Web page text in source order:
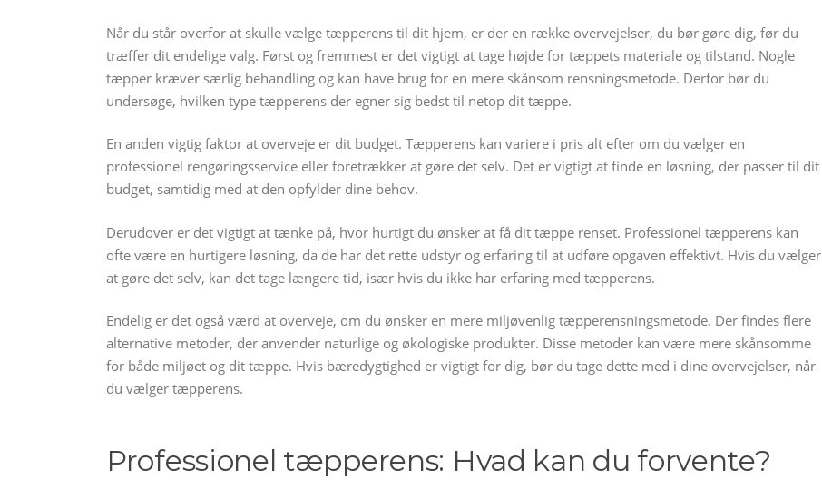
Når du står overfor at skulle vælge tæpperens til dit hjem, er der en række overvejelser, du bør gøre dig, før du
træffer dit endelige valg. Først og fremmest er det vigtigt at tage højde for tæppets materiale og tilstand. Nogle
tæpper kræver særlig behandling og kan have brug for en mere skånsom rensningsmetode. Derfor bør du
undersøge, hvilken type tæpperens der egner sig bedst til netop dit tæppe.
En anden vigtig faktor at overveje er dit budget. Tæpperens kan variere i pris alt efter om du vælger en
professionel rengøringsservice eller foretrækker at gøre det selv. Det er vigtigt at finde en løsning, der passer til dit
budget, samtidig med at den opfylder dine behov.
Derudover er det vigtigt at tænke på, hvor hurtigt du ønsker at få dit tæppe renset. Professionel tæpperens kan
ofte være en hurtigere løsning, da de har det rette udstyr og erfaring til at udføre opgaven effektivt. Hvis du vælger
at gøre det selv, kan det tage længere tid, især hvis du ikke har erfaring med tæpperens.
Endelig er det også værd at overveje, om du ønsker en mere miljøvenlig tæpperensningsmetode. Der findes flere
alternative metoder, der anvender naturlige og økologiske produkter. Disse metoder kan være mere skånsomme
for både miljøet og dit tæppe. Hvis bæredygtighed er vigtigt for dig, bør du tage dette med i dine overvejelser, når
du vælger tæpperens.
Professionel tæpperens: Hvad kan du forvente?